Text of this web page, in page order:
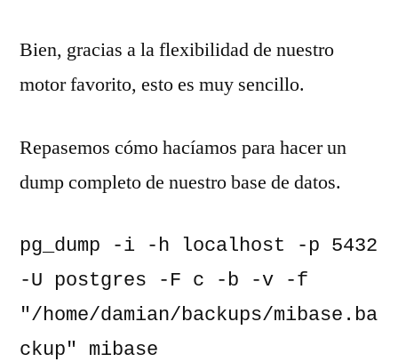
Bien, gracias a la flexibilidad de nuestro
motor favorito, esto es muy sencillo.
Repasemos cómo hacíamos para hacer un
dump completo de nuestro base de datos.
pg_dump -i -h localhost -p 5432
-U postgres -F c -b -v -f
"/home/damian/backups/mibase.ba
ckup" mibase